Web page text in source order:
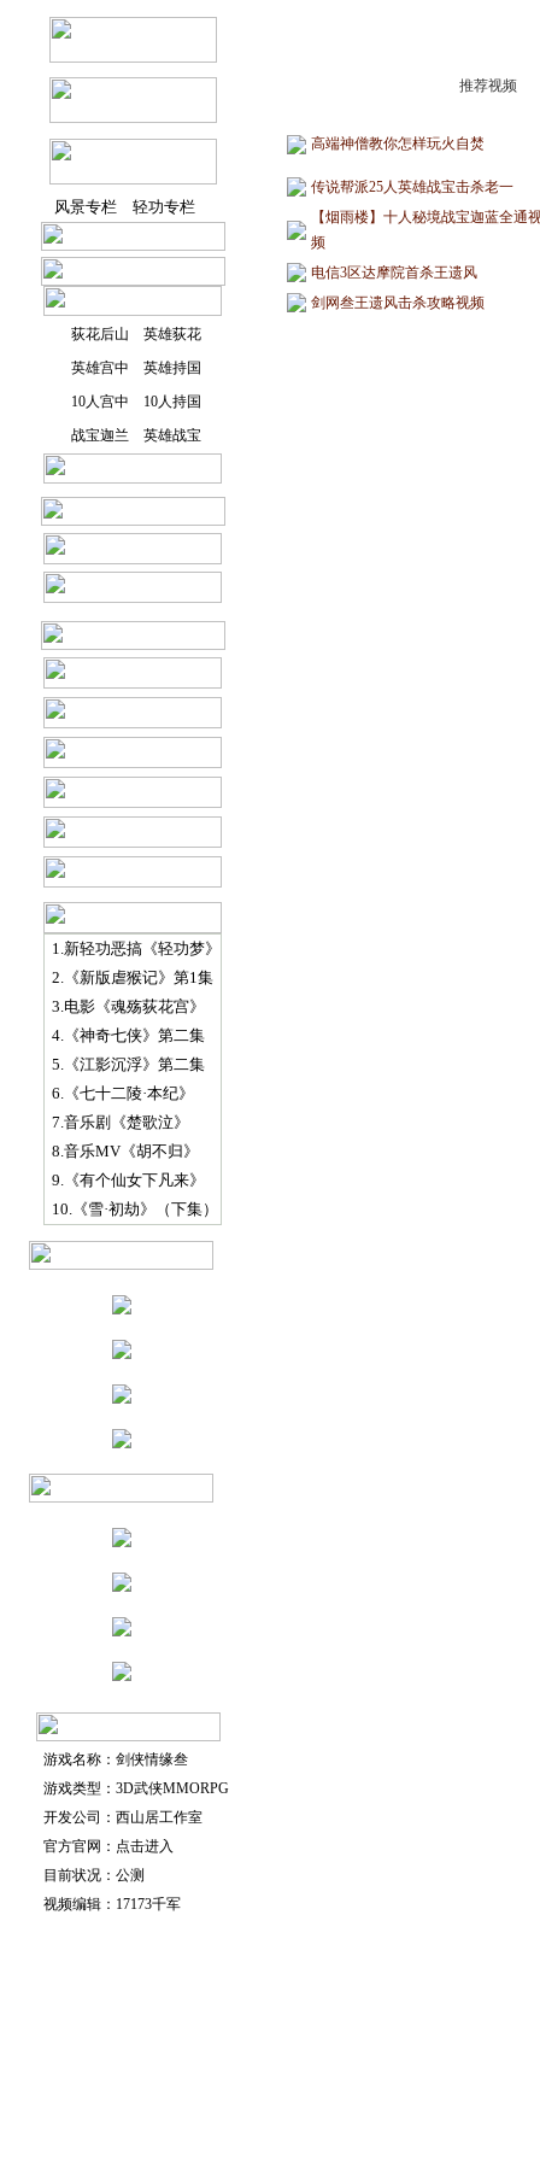
风景专栏 轻功专栏
荻花后山
英雄荻花
英雄宫中
英雄持国
10人宫中
10人持国
战宝迦兰
英雄战宝
1.新轻功恶搞《轻功梦》
2.《新版虐猴记》第1集
3.电影《魂殇荻花宫》
4.《神奇七侠》第二集
5.《江影沉浮》第二集
6.《七十二陵·本纪》
7.音乐剧《楚歌泣》
8.音乐MV《胡不归》
9.《有个仙女下凡来》
10.《雪·初劫》（下集）
游戏名称：剑侠情缘叁
游戏类型：3D武侠MMORPG
开发公司：西山居工作室
官方官网： 点击进入
目前状况：公测
视频编辑：17173千军
推荐视频
高端神僧教你怎样玩火自焚
传说帮派25人英雄战宝击杀老一
【烟雨楼】十人秘境战宝迦蓝全通
频
电信3区达摩院首杀王遗风
剑网叁王遗风击杀攻略视频